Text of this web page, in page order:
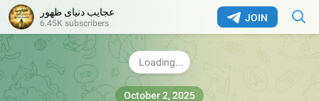
JOIN عجایب دنیای ظهور
6.45K subscribers
کتاب سُليم، ج ۲، ص ۸۵۸
@Ajayebezohoor
عجایب دنیای ظهور